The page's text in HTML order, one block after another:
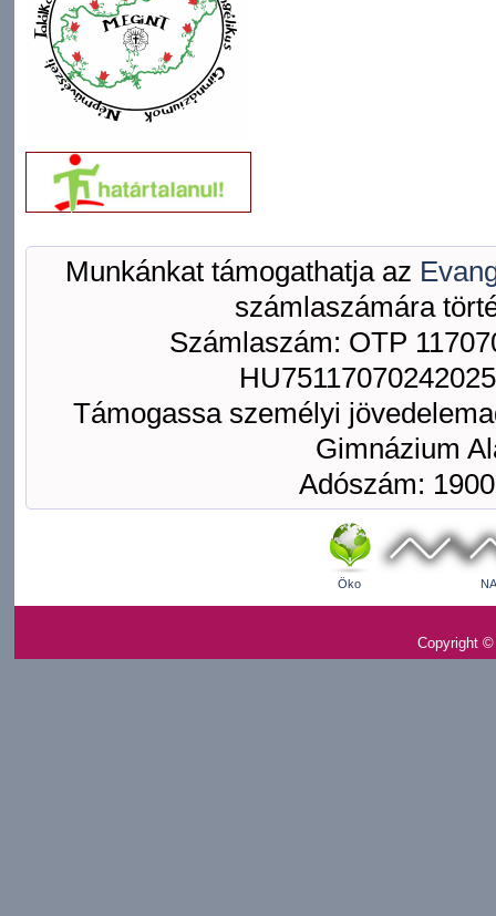
Munkánkat támogathatja az
számlaszámára
Számlaszám: OTP
Támogassa személyi
Gimnázium
Adószám:
Öko
Copyright